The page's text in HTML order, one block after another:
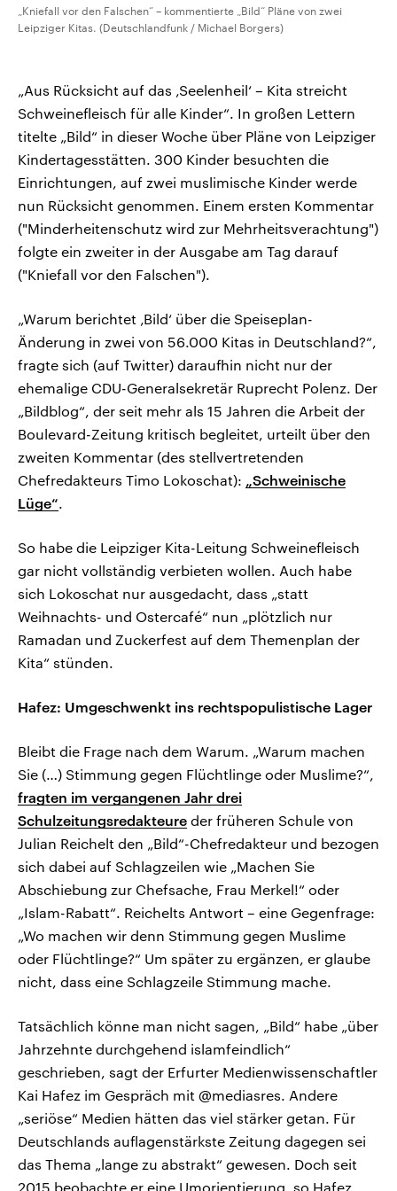
„Kniefall vor den Falschen“ – kommentierte „Bild“ Pläne von zwei
Leipziger Kitas. (Deutschlandfunk / Michael Borgers)
„Aus Rücksicht auf das ‚Seelenheil‘ – Kita streicht
Schweinefleisch für alle Kinder“. In großen Lettern
titelte „Bild“ in dieser Woche über Pläne von Leipziger
Kindertagesstätten. 300 Kinder besuchten die
Einrichtungen, auf zwei muslimische Kinder werde
nun Rücksicht genommen. Einem ersten Kommentar
("Minderheitenschutz wird zur Mehrheitsverachtung")
folgte ein zweiter in der Ausgabe am Tag darauf
("Kniefall vor den Falschen").
„Warum berichtet ‚Bild‘ über die Speiseplan-
Änderung in zwei von 56.000 Kitas in Deutschland?“,
fragte sich (auf Twitter) daraufhin nicht nur der
ehemalige CDU-Generalsekretär Ruprecht Polenz. Der
„Bildblog“, der seit mehr als 15 Jahren die Arbeit der
Boulevard-Zeitung kritisch begleitet, urteilt über den
zweiten Kommentar (des stellvertretenden
Chefredakteurs Timo Lokoschat): „Schweinische
Lüge“.
So habe die Leipziger Kita-Leitung Schweinefleisch
gar nicht vollständig verbieten wollen. Auch habe
sich Lokoschat nur ausgedacht, dass „statt
Weihnachts- und Ostercafé“ nun „plötzlich nur
Ramadan und Zuckerfest auf dem Themenplan der
Kita“ stünden.
Hafez: Umgeschwenkt ins rechtspopulistische Lager
Bleibt die Frage nach dem Warum. „Warum machen
Sie (…) Stimmung gegen Flüchtlinge oder Muslime?“,
fragten im vergangenen Jahr drei
Schulzeitungsredakteure der früheren Schule von
Julian Reichelt den „Bild“-Chefredakteur und bezogen
sich dabei auf Schlagzeilen wie „Machen Sie
Abschiebung zur Chefsache, Frau Merkel!“ oder
„Islam-Rabatt“. Reichelts Antwort – eine Gegenfrage:
„Wo machen wir denn Stimmung gegen Muslime
oder Flüchtlinge?“ Um später zu ergänzen, er glaube
nicht, dass eine Schlagzeile Stimmung mache.
Tatsächlich könne man nicht sagen, „Bild“ habe „über
Jahrzehnte durchgehend islamfeindlich“
geschrieben, sagt der Erfurter Medienwissenschaftler
Kai Hafez im Gespräch mit @mediasres. Andere
„seriöse“ Medien hätten das viel stärker getan. Für
Deutschlands auflagenstärkste Zeitung dagegen sei
das Thema „lange zu abstrakt“ gewesen. Doch seit
2015 beobachte er eine Umorientierung, so Hafez,